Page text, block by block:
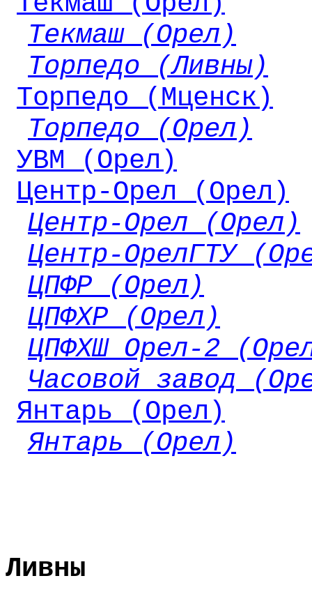
Текмаш (Орел)
Торпедо (Ливны)
Торпедо (Мценск)
Торпедо (Орел)
УВМ (Орел)
Центр-Орел (Орел)
Центр-Орел (Орел)
Центр-ОрелГТУ
ЦПФР (Орел)
ЦПФХР (Орел)
ЦПФХШ Орел-2
Часовой завод
Янтарь (Орел)
Янтарь (Орел)
Ливны